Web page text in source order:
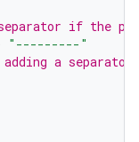
separator if the
"---------"
a separator